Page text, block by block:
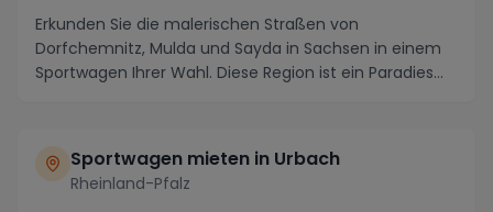
Erkunden Sie die malerischen Straßen von
Dorfchemnitz, Mulda und Sayda in Sachsen in einem
Sportwagen Ihrer Wahl. Diese Region ist ein Paradies
Sportwagen mieten in Urbach
Rheinland-Pfalz